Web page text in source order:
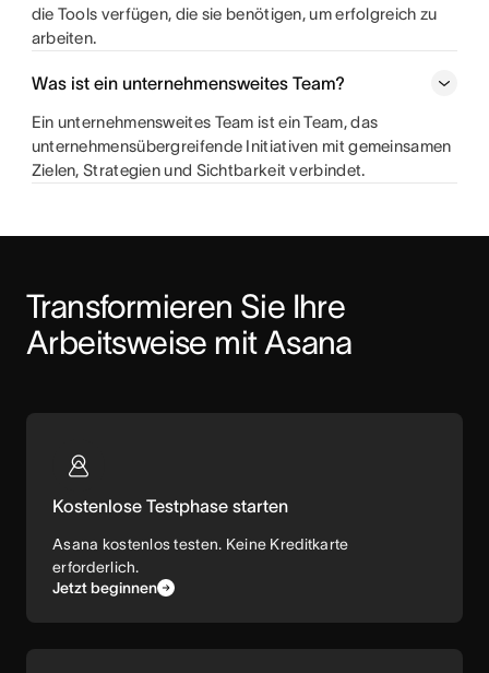
die Tools verfügen, die sie benötigen, um erfolgreich zu
arbeiten.
Was ist ein unternehmensweites Team?
Ein unternehmensweites Team ist ein Team, das
unternehmensübergreifende Initiativen mit gemeinsamen
Zielen, Strategien und Sichtbarkeit verbindet.
Transformieren Sie Ihre
Arbeitsweise mit Asana
Kostenlose Testphase starten
Asana kostenlos testen. Keine Kreditkarte
erforderlich.
Jetzt beginnen